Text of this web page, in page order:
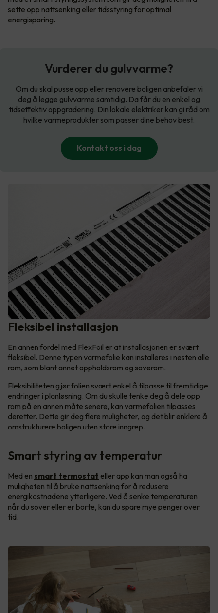
sette opp nattsenking eller tidsstyring for optimal
energisparing.
Vurderer du gulvvarme?
Om du skal pusse opp eller renovere boligen anbefaler vi
deg å legge gulvvarme samtidig. Da får du en enkel og
tidseffektiv oppgradering. Din lokale elektriker kan gi råd om
hvilke varmeprodukter som passer dine behov best.
Kontakt oss i dag
Fleksibel installasjon
En annen fordel med FlexFoil er at installasjonen er svært
fleksibel. Denne typen varmefolie kan installeres i nesten alle
rom, som blant annet oppholdsrom og soverom.
Fleksibiliteten gjør folien svært enkel å tilpasse til fremtidige
endringer i planløsning. Om du skulle tenke deg å dele opp
rom på en annen måte senere, kan varmefolien tilpasses
deretter. Dette gir deg flere muligheter, og det blir enklere å
omstrukturere boligen uten store inngrep.
Smart styring av temperatur
Med en smart termostat eller app kan man også ha
muligheten til å bruke nattsenking for å redusere
energikostnadene ytterligere. Ved å senke temperaturen
når du sover eller er borte, kan du spare mye penger over
tid.